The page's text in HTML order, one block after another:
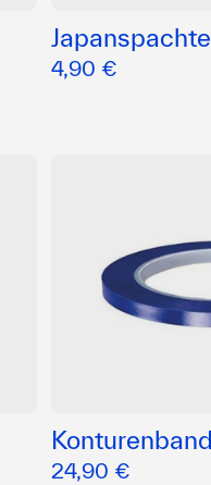
4,90 €
24,90 €